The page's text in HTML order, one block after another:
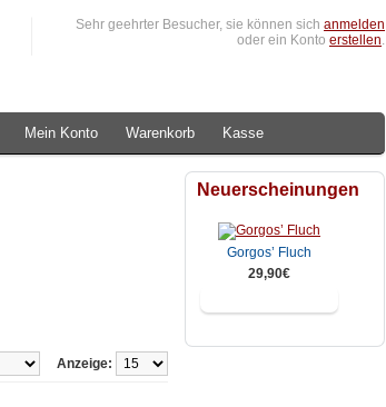
Sehr geehrter Besucher, sie können sich anmelden
oder ein Konto erstellen.
Mein Konto Warenkorb Kasse
Neuerscheinungen
Gorgos’ Fluch
29,90€
Anzeige: